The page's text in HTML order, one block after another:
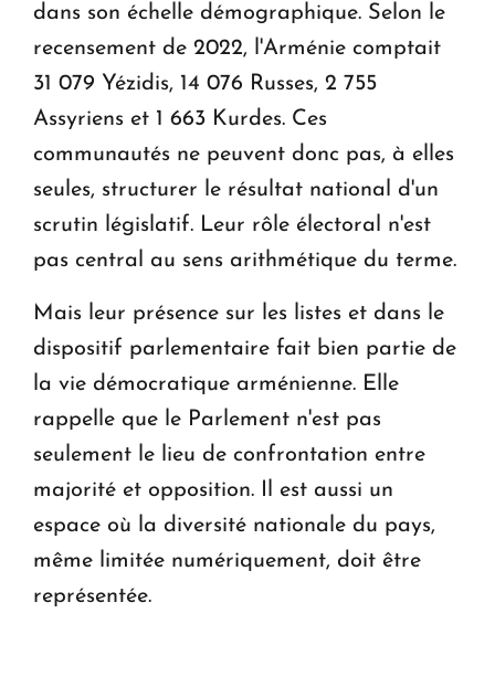
dans son échelle démographique. Selon le
recensement de 2022, l'Arménie comptait
31 079 Yézidis, 14 076 Russes, 2 755
Assyriens et 1 663 Kurdes. Ces
communautés ne peuvent donc pas, à elles
seules, structurer le résultat national d'un
scrutin législatif. Leur rôle électoral n'est
pas central au sens arithmétique du terme.
Mais leur présence sur les listes et dans le
dispositif parlementaire fait bien partie de
la vie démocratique arménienne. Elle
rappelle que le Parlement n'est pas
seulement le lieu de confrontation entre
majorité et opposition. Il est aussi un
espace où la diversité nationale du pays,
même limitée numériquement, doit être
représentée.